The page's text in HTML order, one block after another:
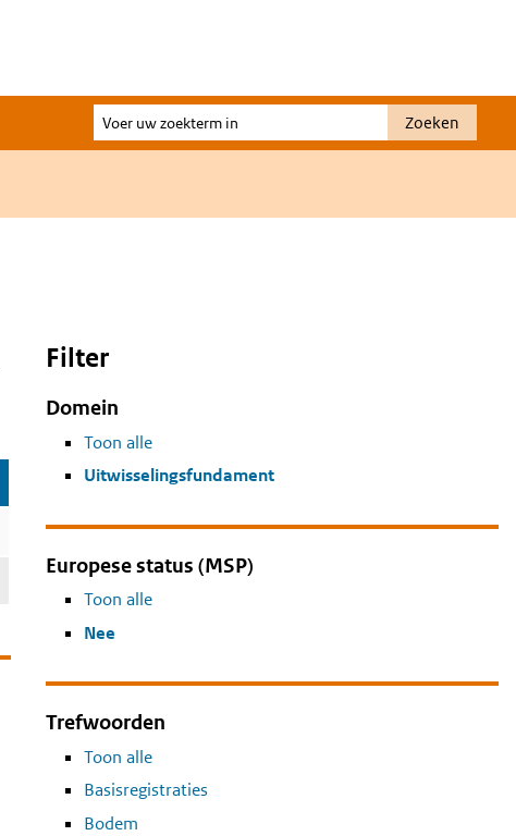
Voer
uw
Zoeken
Filter
Domein
Toon alle
Uitwisselingsfundament
Europese status (MSP)
Toon alle
Nee
Trefwoorden
Toon alle
Basisregistraties
Bodem